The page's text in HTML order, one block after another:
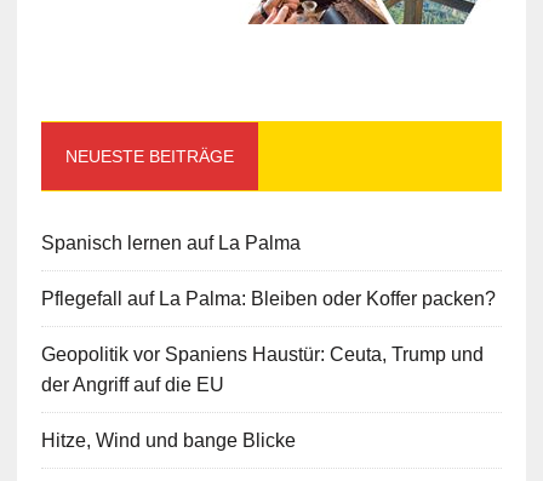
NEUESTE BEITRÄGE
Spanisch lernen auf La Palma
Pflegefall auf La Palma: Bleiben oder Koffer packen?
Geopolitik vor Spaniens Haustür: Ceuta, Trump und
der Angriff auf die EU
Hitze, Wind und bange Blicke